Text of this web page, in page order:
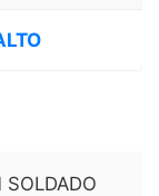
SOLDADO